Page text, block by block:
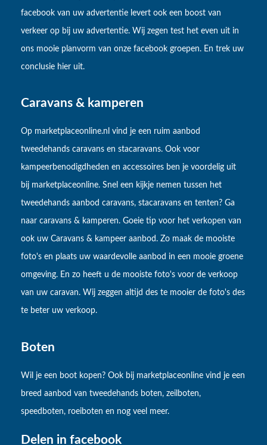
facebook van uw advertentie levert ook een boost van
verkeer op bij uw advertentie. Wij zegen test het even uit in
ons mooie planvorm van onze facebook groepen. En trek uw
conclusie hier uit.
Caravans & kamperen
Op marketplaceonline.nl vind je een ruim aanbod
tweedehands caravans en stacaravans. Ook voor
kampeerbenodigdheden en accessoires ben je voordelig uit
bij marketplaceonline. Snel een kijkje nemen tussen het
tweedehands aanbod caravans, stacaravans en tenten? Ga
naar caravans & kamperen. Goeie tip voor het verkopen van
ook uw Caravans & kampeer aanbod. Zo maak de mooiste
foto's en plaats uw waardevolle aanbod in een mooie groene
omgeving. En zo heeft u de mooiste foto's voor de verkoop
van uw caravan. Wij zeggen altijd des te mooier de foto's des
te beter uw verkoop.
Boten
Wil je een boot kopen? Ook bij marketplaceonline vind je een
breed aanbod van tweedehands boten, zeilboten,
speedboten, roeiboten en nog veel meer.
Delen in facebook